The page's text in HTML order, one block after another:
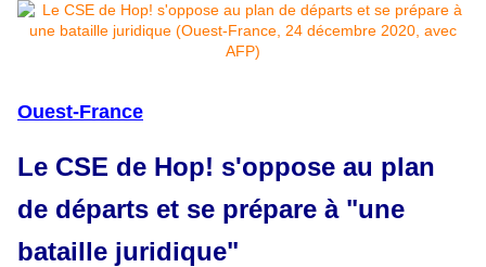
Ouest-France
Le CSE de Hop! s'oppose au plan
de départs et se prépare à "une
bataille juridique"